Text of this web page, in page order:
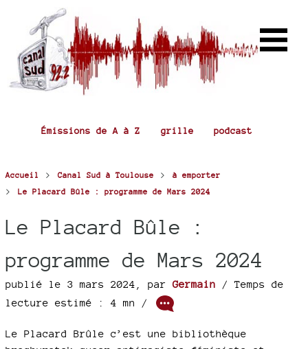
Émissions de A à Z grille podcast
Accueil > Canal Sud à Toulouse > à emporter
> Le Placard Bûle : programme de Mars 2024
Le Placard Bûle :
programme de Mars 2024
publié le 3 mars 2024 parGermain / Temps de
lecture estimé : 4 mn /
Le Placard Brûle c’est une bibliothèque